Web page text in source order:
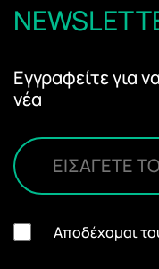
Εγγραφείτε για
νέα
Αποδέχομαι